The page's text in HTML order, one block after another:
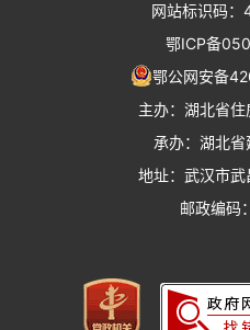
湖北省城乡建设发展中心
湖北城市建设职业技术学院
网站标识码
鄂ICP备
鄂公网安备
主办：湖北省
承办：湖北
地址：武汉市
邮政编码